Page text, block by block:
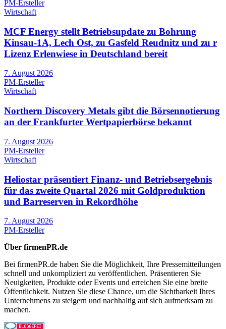
PM-Ersteller
Wirtschaft
MCF Energy stellt Betriebsupdate zu Bohrung
Kinsau-1A, Lech Ost, zu Gasfeld Reudnitz und zu r
Lizenz Erlenwiese in Deutschland bereit
7. August 2026
PM-Ersteller
Wirtschaft
Northern Discovery Metals gibt die Börsennotierung
an der Frankfurter Wertpapierbörse bekannt
7. August 2026
PM-Ersteller
Wirtschaft
Heliostar präsentiert Finanz- und Betriebsergebnis
für das zweite Quartal 2026 mit Goldproduktion
und Barreserven in Rekordhöhe
7. August 2026
PM-Ersteller
Über firmenPR.de
Bei firmenPR.de haben Sie die Möglichkeit, Ihre Pressemitteilungen
schnell und unkompliziert zu veröffentlichen. Präsentieren Sie
Neuigkeiten, Produkte oder Events und erreichen Sie eine breite
Öffentlichkeit. Nutzen Sie diese Chance, um die Sichtbarkeit Ihres
Unternehmens zu steigern und nachhaltig auf sich aufmerksam zu
machen.